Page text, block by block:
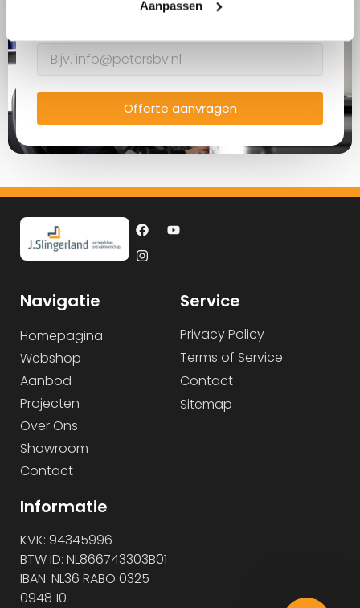
Aanpassen
Offerte aanvragen
Navigatie
Homepagina
Webshop
Aanbod
Projecten
Over Ons
Showroom
Contact
Service
Privacy Policy
Terms of Service
Contact
Sitemap
Informatie
KVK: 94345996
BTW ID: NL866743303B01
IBAN: NL36 RABO 0325
0948 10